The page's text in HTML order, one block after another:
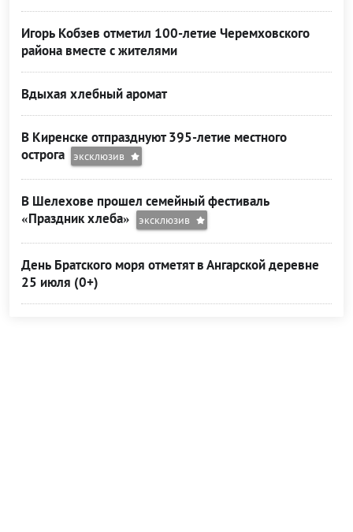
Игорь Кобзев отметил 100-летие Черемховского
района вместе с жителями
Вдыхая хлебный аромат
В Киренске отпразднуют 395-летие местного
острога
эксклюзив
В Шелехове прошел семейный фестиваль
«Праздник хлеба»
эксклюзив
День Братского моря отметят в Ангарской деревне
25 июля (0+)